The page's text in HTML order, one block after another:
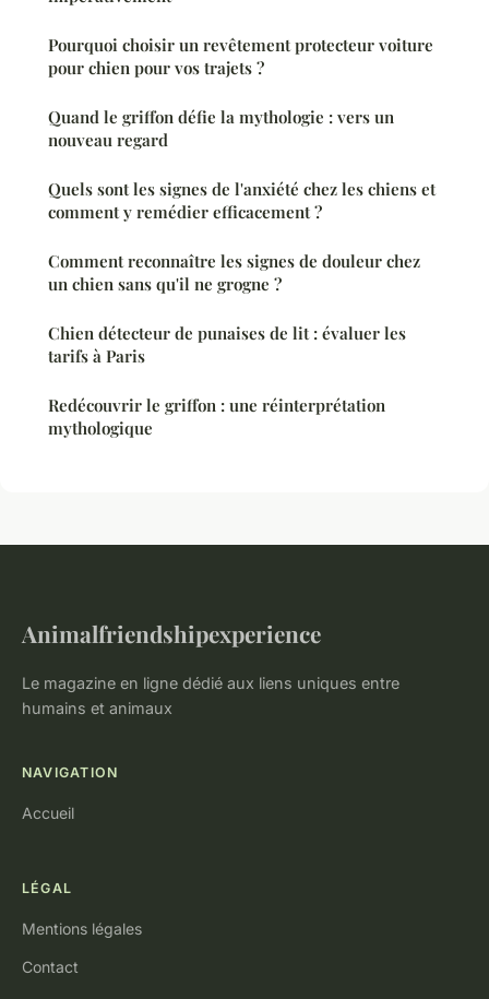
Pourquoi choisir un revêtement protecteur voiture
pour chien pour vos trajets ?
Quand le griffon défie la mythologie : vers un
nouveau regard
Quels sont les signes de l'anxiété chez les chiens et
comment y remédier efficacement ?
Comment reconnaître les signes de douleur chez
un chien sans qu'il ne grogne ?
Chien détecteur de punaises de lit : évaluer les
tarifs à Paris
Redécouvrir le griffon : une réinterprétation
mythologique
Animalfriendshipexperience
Le magazine en ligne dédié aux liens uniques entre
humains et animaux
NAVIGATION
Accueil
LÉGAL
Mentions légales
Contact